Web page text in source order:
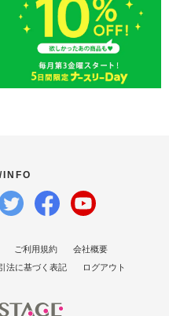
ご利用規約
会社概要
法に基づく表記 ログアウト